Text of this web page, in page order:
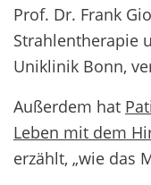
Prof. Dr. Frank
Strahlentherapie
Uniklinik Bonn,
Außerdem hat
Leben mit dem
erzählt, „wie das